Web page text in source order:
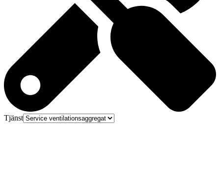
Tjänst